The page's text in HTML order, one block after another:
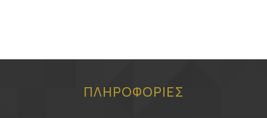
ΠΛΗΡΟΦΟΡΙΕΣ